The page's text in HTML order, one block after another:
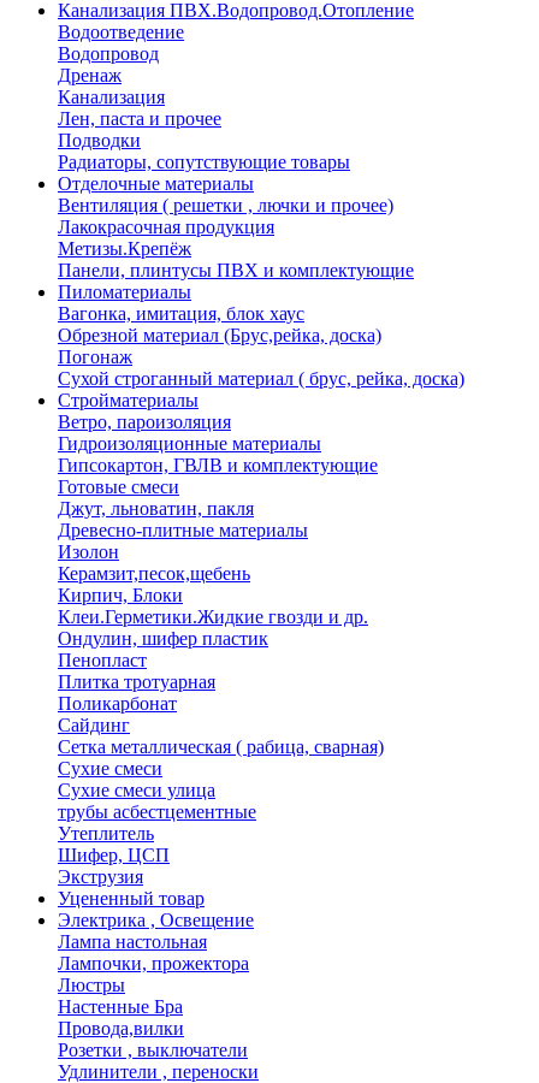
Канализация ПВХ.Водопровод.Отопление
Водоотведение
Водопровод
Дренаж
Канализация
Лен, паста и прочее
Подводки
Радиаторы, сопутствующие товары
Отделочные материалы
Вентиляция ( решетки , лючки и прочее)
Лакокрасочная продукция
Метизы.Крепёж
Панели, плинтусы ПВХ и комплектующие
Пиломатериалы
Вагонка, имитация, блок хаус
Обрезной материал (Брус,рейка, доска)
Погонаж
Сухой строганный материал ( брус, рейка, доска)
Стройматериалы
Ветро, пароизоляция
Гидроизоляционные материалы
Гипсокартон, ГВЛВ и комплектующие
Готовые смеси
Джут, льноватин, пакля
Древесно-плитные материалы
Изолон
Керамзит,песок,щебень
Кирпич, Блоки
Клеи.Герметики.Жидкие гвозди и др.
Ондулин, шифер пластик
Пенопласт
Плитка тротуарная
Поликарбонат
Сайдинг
Сетка металлическая ( рабица, сварная)
Сухие смеси
Сухие смеси улица
трубы асбестцементные
Утеплитель
Шифер, ЦСП
Экструзия
Уцененный товар
Электрика , Освещение
Лампа настольная
Лампочки, прожектора
Люстры
Настенные Бра
Провода,вилки
Розетки , выключатели
Удлинители , переноски